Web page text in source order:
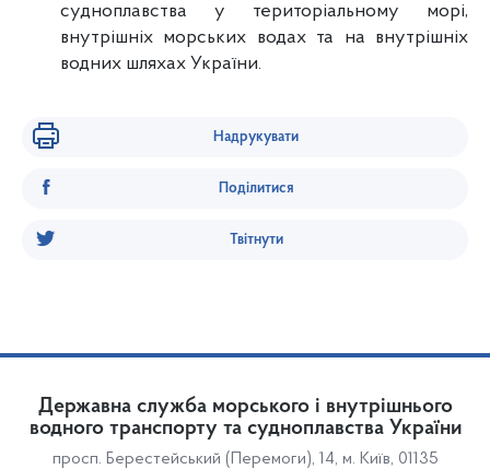
судноплавства у територіальному морі,
внутрішніх морських водах та на внутрішніх
водних шляхах України.
Надрукувати
Поділитися
Твітнути
Державна служба морського і внутрішнього
водного транспорту та судноплавства України
просп. Берестейський (Перемоги), 14, м. Київ, 01135